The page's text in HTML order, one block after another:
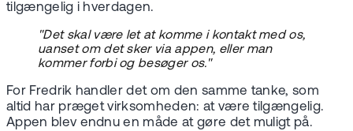
tilgængelig i hverdagen.
"Det skal være let at komme i kontakt med os,
uanset om det sker via appen, eller man
kommer forbi og besøger os."
For Fredrik handler det om den samme tanke, som
altid har præget virksomheden: at være tilgængelig.
Appen blev endnu en måde at gøre det muligt på.